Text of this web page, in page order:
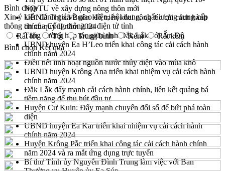
NQ/TU về xây dựng nông thôn mới
UBND Thị xã Buôn Hồ triển khai công tác cải cách hành
chính quý II năm 2024
Tăng cường hợp tác giữa tỉnh Đắk Lắk với Ấn Độ
UBND huyện Ea H’Leo triển khai công tác cải cách hành
chính năm 2024
Điều tiết linh hoạt nguồn nước thủy điện vào mùa khô
UBND huyện Krông Ana triển khai nhiệm vụ cải cách hành
chính năm 2024
Đắk Lắk đẩy mạnh cải cách hành chính, liên kết quảng bá
tiềm năng để thu hút đầu tư
Huyện Cư Kuin: Đẩy mạnh chuyển đổi số để bứt phá toàn
diện
UBND huyện Ea Kar triển khai nhiệm vụ cải cách hành
chính năm 2024
Huyện Krông Pắc triển khai công tác cải cách hành chính
năm 2024 và ra mắt ứng dụng trực tuyến
Bí thư Tỉnh ủy Nguyễn Đình Trung làm việc với Ban
Bình chọn
Xin ý kiến đánh giá về giao diện, nội dung, chất lượng cung cấp
thông tin của Cổng thông tin điện tử tỉnh
Rất tốt
Tốt Trung bình Kém
Rất kém
Bình chọnKết quả